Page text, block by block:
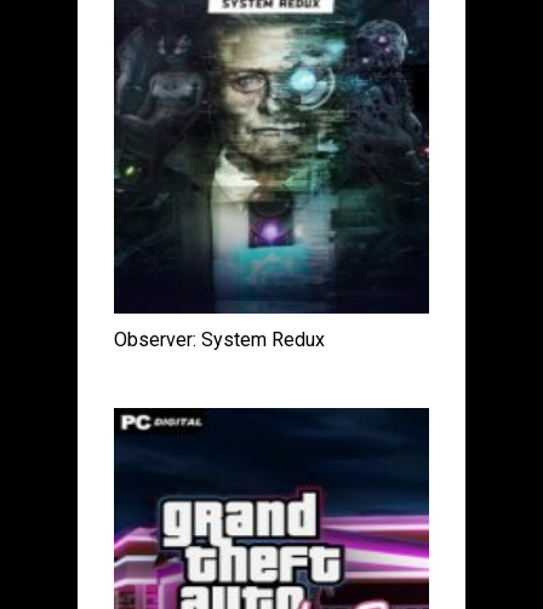
Observer: System Redux